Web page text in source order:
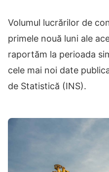
Volumul lucrărilor de
primele nouă luni ale
raportăm la perioada
cele mai noi date
de Statistică (INS).